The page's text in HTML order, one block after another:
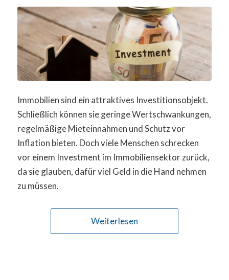
Immobilien sind ein attraktives Investitionsobjekt.
Schließlich können sie geringe Wertschwankungen,
regelmäßige Mieteinnahmen und Schutz vor
Inflation bieten. Doch viele Menschen schrecken
vor einem Investment im Immobiliensektor zurück,
da sie glauben, dafür viel Geld in die Hand nehmen
zu müssen.
Weiterlesen